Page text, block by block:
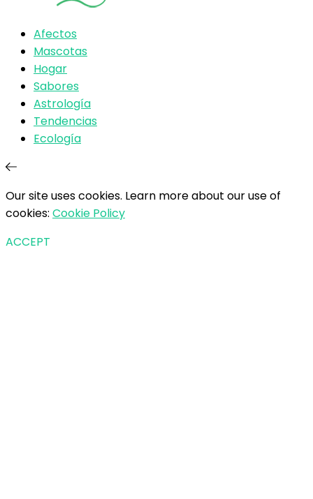
Afectos
Mascotas
Hogar
Sabores
Astrología
Tendencias
Ecología
Our site uses cookies. Learn more about our use of
cookies: Cookie Policy
ACCEPT